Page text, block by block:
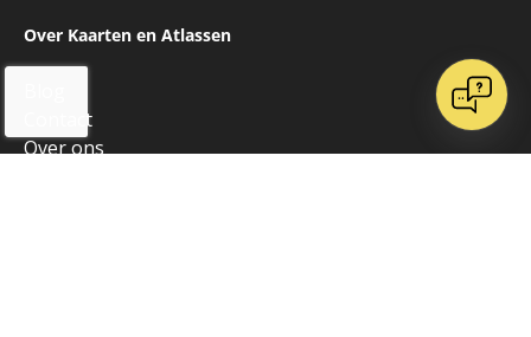
Over Kaarten en Atlassen
Contact
Over ons